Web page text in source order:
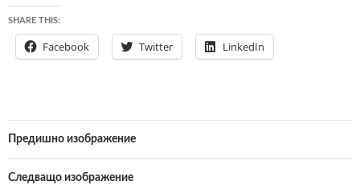
SHARE THIS:
Facebook Twitter LinkedIn
Предишно изображение
Следващо изображение